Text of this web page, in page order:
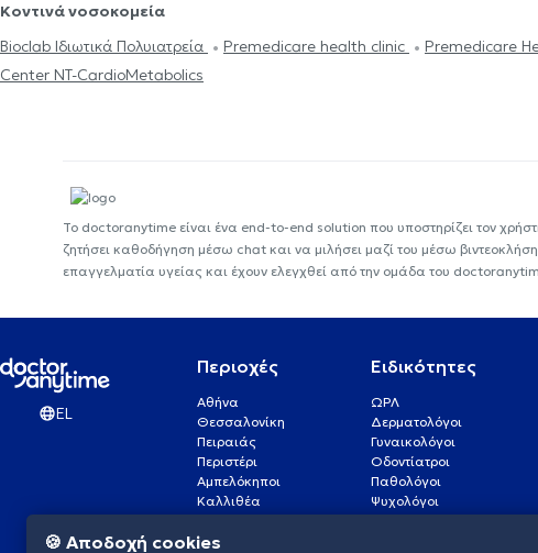
Κοντινά νοσοκομεία
Bioclab Ιδιωτικά Πολυιατρεία
Premedicare health clinic Premedicare
Center NT-CardioMetabolics
Το doctoranytime είναι ένα end-to-end solution που υποστηρίζει τον
ζητήσει καθοδήγηση μέσω chat και να μιλήσει μαζί του μέσω
επαγγελματία υγείας και έχουν ελεγχθεί από την ομάδα του
EL
Περιοχές
Αθήνα
Θεσσαλονίκη
Πειραιάς
Περιστέρι
Αμπελόκηποι
Καλλιθέα
Πάτρα
Γλυφάδα
Ειδικότητες
ΩΡΛ
Δερματολόγοι
Γυναικολόγοι
Οδοντίατροι
Παθολόγοι
Ψυχολόγοι
Οφθαλμίατροι
🍪 Αποδοχή cookies